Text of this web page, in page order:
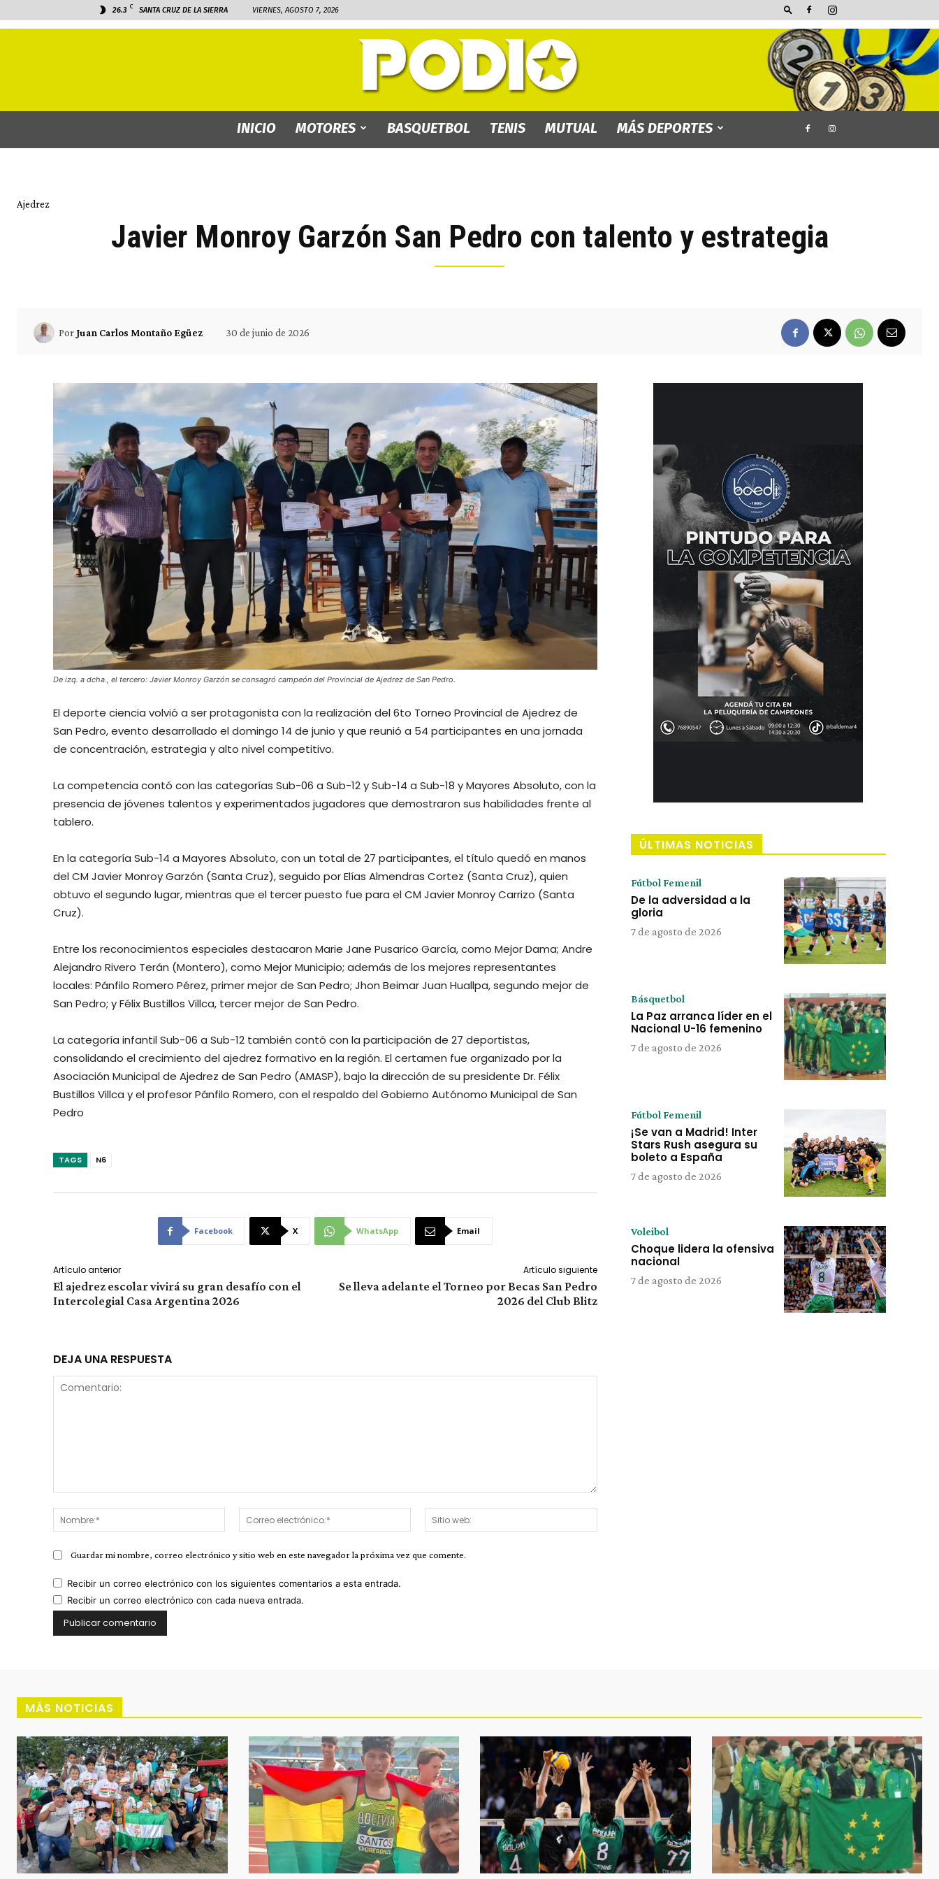
26.3 C SANTA CRUZ DE LA SIERRA VIERNES, AGOSTO 7, 2026
INICIO MOTORES BASQUETBOL TENIS MUTUAL MÁS DEPORTES
Ajedrez
Javier Monroy Garzón San Pedro con talento y estrategia
PorJuan Carlos Montaño Egüez 30 de junio de 2026
De izq. a dcha., el tercero: Javier Monroy Garzón se consagró campeón del Provincial de Ajedrez de San Pedro.
El deporte ciencia volvió a ser protagonista con la realización del 6to Torneo Provincial de Ajedrez de
San Pedro, evento desarrollado el domingo 14 de junio y que reunió a 54 participantes en una jornada
de concentración, estrategia y alto nivel competitivo.
La competencia contó con las categorías Sub-06 a Sub-12 y Sub-14 a Sub-18 y Mayores Absoluto, con la
presencia de jóvenes talentos y experimentados jugadores que demostraron sus habilidades frente al
tablero.
En la categoría Sub-14 a Mayores Absoluto, con un total de 27 participantes, el título quedó en manos
del CM Javier Monroy Garzón (Santa Cruz), seguido por Elías Almendras Cortez (Santa Cruz), quien
obtuvo el segundo lugar, mientras que el tercer puesto fue para el CM Javier Monroy Carrizo (Santa
Cruz).
Entre los reconocimientos especiales destacaron Marie Jane Pusarico García, como Mejor Dama; Andre
Alejandro Rivero Terán (Montero), como Mejor Municipio; además de los mejores representantes
locales: Pánfilo Romero Pérez, primer mejor de San Pedro; Jhon Beimar Juan Huallpa, segundo mejor de
San Pedro; y Félix Bustillos Villca, tercer mejor de San Pedro.
La categoría infantil Sub-06 a Sub-12 también contó con la participación de 27 deportistas,
consolidando el crecimiento del ajedrez formativo en la región. El certamen fue organizado por la
Asociación Municipal de Ajedrez de San Pedro (AMASP), bajo la dirección de su presidente Dr. Félix
Bustillos Villca y el profesor Pánfilo Romero, con el respaldo del Gobierno Autónomo Municipal de San
Pedro
TAGS N6
Facebook X WhatsApp Email
Artículo anterior
El ajedrez escolar vivirá su gran desafío con el
Intercolegial Casa Argentina 2026
Artículo siguiente
Se lleva adelante el Torneo por Becas San Pedro
2026 del Club Blitz
DEJA UNA RESPUESTA
Nombre:*
Correo
electrónico:*
web:
Guardar mi nombre, correo electrónico y sitio web en este navegador la próxima vez que comente.
Recibir un correo electrónico con los siguientes comentarios a esta entrada.
Recibir un correo electrónico con cada nueva entrada.
ÚLTIMAS NOTICIAS
Fútbol Femenil
De la adversidad a la
gloria
7 de agosto de 2026
Básquetbol
La Paz arranca líder en el
Nacional U-16 femenino
7 de agosto de 2026
Fútbol Femenil
¡Se van a Madrid! Inter
Stars Rush asegura su
boleto a España
7 de agosto de 2026
Voleibol
Choque lidera la ofensiva
nacional
7 de agosto de 2026
MÁS NOTICIAS